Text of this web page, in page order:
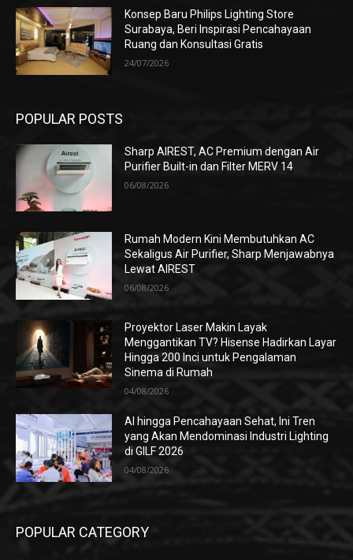
Konsep Baru Philips Lighting Store
Surabaya, Beri Inspirasi Pencahayaan
Ruang dan Konsultasi Gratis
24/07/2026
POPULAR POSTS
Sharp AIREST, AC Premium dengan Air
Purifier Built-in dan Filter MERV 14
06/08/2026
Rumah Modern Kini Membutuhkan AC
Sekaligus Air Purifier, Sharp Menjawabnya
Lewat AIREST
06/08/2026
Proyektor Laser Makin Layak
Menggantikan TV? Hisense Hadirkan Layar
Hingga 200 Inci untuk Pengalaman
Sinema di Rumah
04/08/2026
AI hingga Pencahayaan Sehat, Ini Tren
yang Akan Mendominasi Industri Lighting
di GILF 2026
04/08/2026
POPULAR CATEGORY